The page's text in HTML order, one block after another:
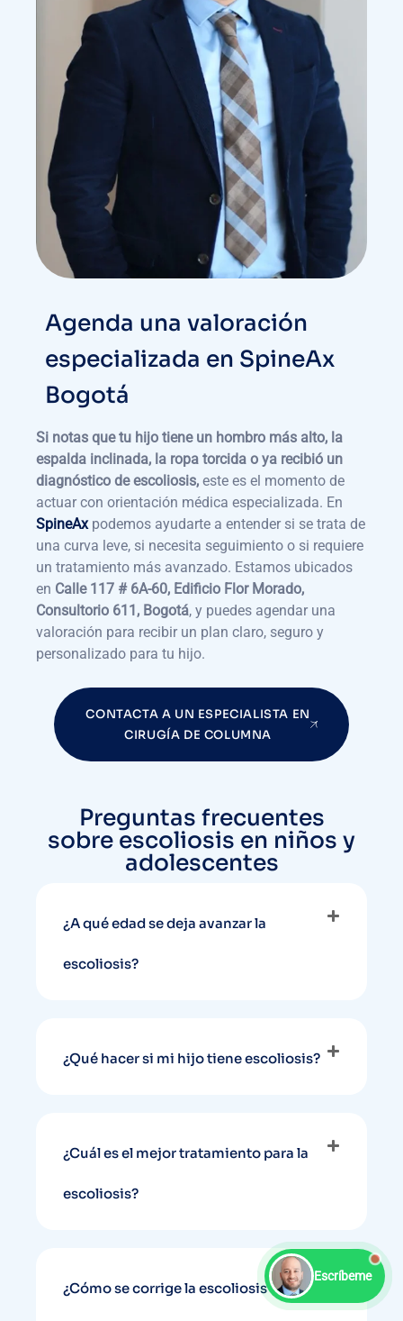
Agenda una valoración
especializada en SpineAx
Bogotá
Si notas que tu hijo tiene un hombro más alto, la
espalda inclinada, la ropa torcida o ya recibió un
diagnóstico de escoliosis, este es el momento de
actuar con orientación médica especializada. En
SpineAx podemos ayudarte a entender si se trata de
una curva leve, si necesita seguimiento o si requiere
un tratamiento más avanzado. Estamos ubicados
en Calle 117 # 6A-60, Edificio Flor Morado,
Consultorio 611, Bogotá, y puedes agendar una
valoración para recibir un plan claro, seguro y
personalizado para tu hijo.
CONTACTA A UN ESPECIALISTA EN
CIRUGÍA DE COLUMNA
Preguntas frecuentes
sobre escoliosis en niños y
adolescentes
¿A qué edad se deja avanzar la
escoliosis?
¿Qué hacer si mi hijo tiene escoliosis?
¿Cuál es el mejor tratamiento para la
escoliosis?
¿Cómo se corrige la escoliosis en
Escríbeme